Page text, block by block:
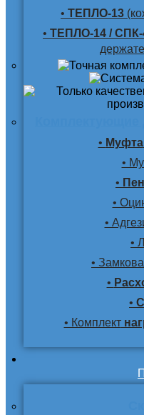
• ТЕПЛО-13
• ТЕПЛО-14 / СПК-
• Муфта
•
•
•
•
•
•
•
•
• Комплект